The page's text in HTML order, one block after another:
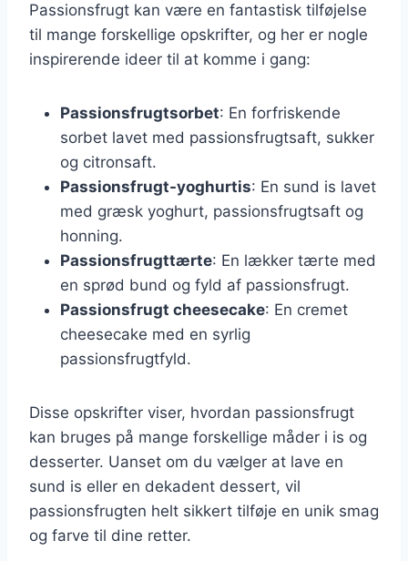
Passionsfrugt kan være en fantastisk tilføjelse
til mange forskellige opskrifter, og her er nogle
inspirerende ideer til at komme i gang:
Passionsfrugtsorbet: En forfriskende
sorbet lavet med passionsfrugtsaft, sukker
og citronsaft.
Passionsfrugt-yoghurtis: En sund is lavet
med græsk yoghurt, passionsfrugtsaft og
honning.
Passionsfrugttærte: En lækker tærte med
en sprød bund og fyld af passionsfrugt.
Passionsfrugt cheesecake: En cremet
cheesecake med en syrlig
passionsfrugtfyld.
Disse opskrifter viser, hvordan passionsfrugt
kan bruges på mange forskellige måder i is og
desserter. Uanset om du vælger at lave en
sund is eller en dekadent dessert, vil
passionsfrugten helt sikkert tilføje en unik smag
og farve til dine retter.